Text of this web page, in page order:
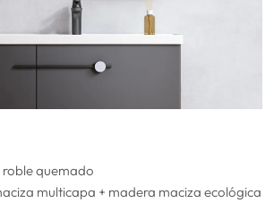
roble quemado
multicapa + madera maciza ecológica